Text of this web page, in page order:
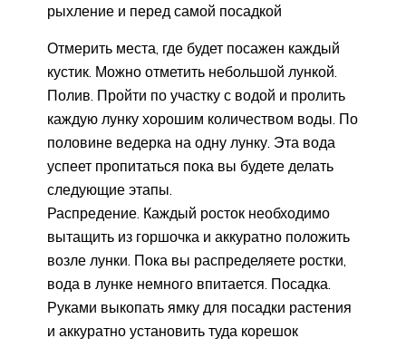
рыхление и перед самой посадкой
Отмерить места, где будет посажен каждый
кустик. Можно отметить небольшой лункой.
Полив. Пройти по участку с водой и пролить
каждую лунку хорошим количеством воды. По
половине ведерка на одну лунку. Эта вода
успеет пропитаться пока вы будете делать
следующие этапы.
Распредение. Каждый росток необходимо
вытащить из горшочка и аккуратно положить
возле лунки. Пока вы распределяете ростки,
вода в лунке немного впитается. Посадка.
Руками выкопать ямку для посадки растения
и аккуратно установить туда корешок